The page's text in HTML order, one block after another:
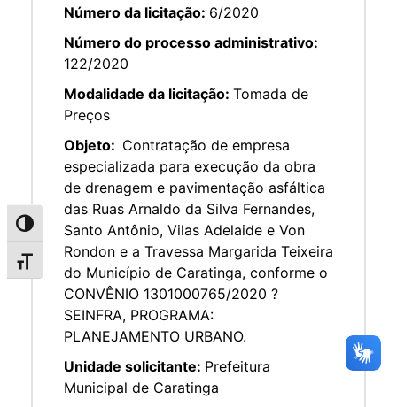
Alternar alto contraste
Alternar tamanho da fonte
Número da licitação: 6/2020
Número do processo administrativo:
122/2020
Modalidade da licitação: Tomada de
Preços
Objeto: Contratação de empresa
especializada para execução da obra
de drenagem e pavimentação asfáltica
das Ruas Arnaldo da Silva Fernandes,
Santo Antônio, Vilas Adelaide e Von
Rondon e a Travessa Margarida Teixeira
do Município de Caratinga, conforme o
CONVÊNIO 1301000765/2020 ?
SEINFRA, PROGRAMA:
PLANEJAMENTO URBANO.
Unidade solicitante: Prefeitura
Municipal de Caratinga